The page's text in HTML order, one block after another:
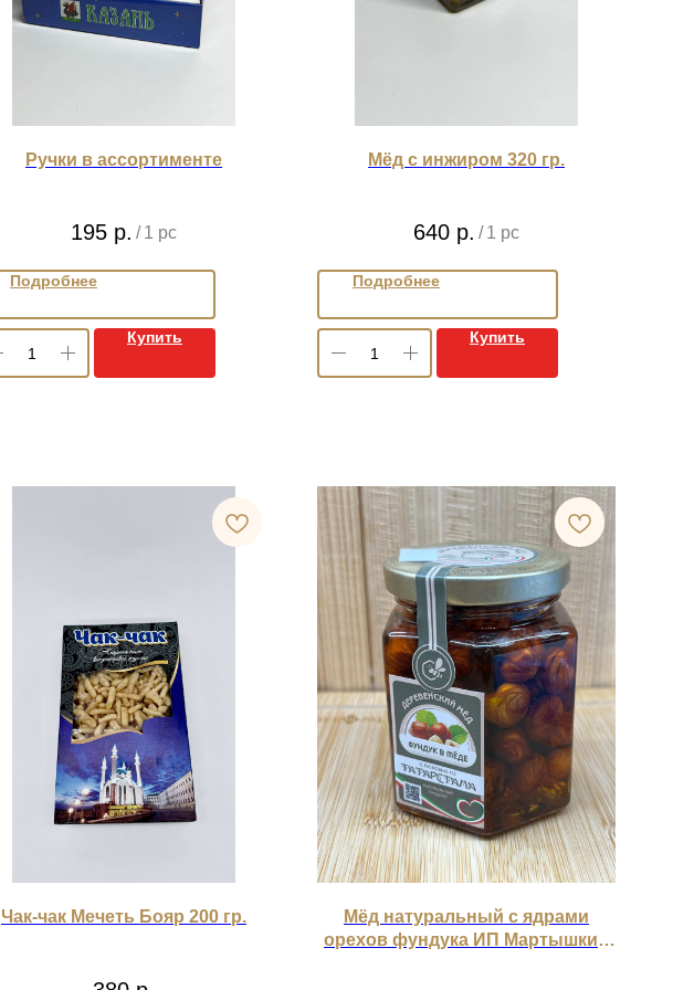
Ручки в ассортименте
195 р. / 1 pc
Подробнее
Купить
Мёд с инжиром 320 гр.
640 р. / 1 pc
Подробнее
Купить
Чак-чак Мечеть Бояр 200 гр.
Мёд натуральный с ядрами
орехов фундука ИП Мартышкин